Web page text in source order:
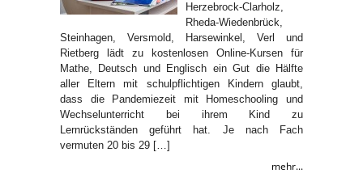
Herzebrock-Clarholz,
Rheda-Wiedenbrück,
Steinhagen, Versmold, Harsewinkel, Verl und
Rietberg lädt zu kostenlosen Online-Kursen für
Mathe, Deutsch und Englisch ein Gut die Hälfte
aller Eltern mit schulpflichtigen Kindern glaubt,
dass die Pandemiezeit mit Homeschooling und
Wechselunterricht bei ihrem Kind zu
Lernrückständen geführt hat. Je nach Fach
vermuten 20 bis 29 […]
mehr...